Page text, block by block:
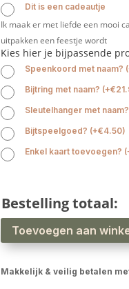
Dit is een cadeautje
Ik maak er met liefde een mooi
uitpakken een feestje wordt
Kies hier je bijpassende
Speenkoord met naam? (
Bijtring met naam? (+€
Sleutelhanger met naam?
Bijtspeelgoed? (+€4.50)
Enkel kaart toevoegen? (
Bestelling totaal:
Slab
platteland
aantal
Toevoegen aan
Makkelijk & veilig betalen